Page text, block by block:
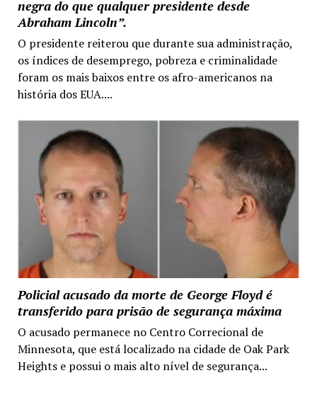
negra do que qualquer presidente desde
Abraham Lincoln”.
O presidente reiterou que durante sua administração,
os índices de desemprego, pobreza e criminalidade
foram os mais baixos entre os afro-americanos na
história dos EUA....
Policial acusado da morte de George Floyd é
transferido para prisão de segurança máxima
O acusado permanece no Centro Correcional de
Minnesota, que está localizado na cidade de Oak Park
Heights e possui o mais alto nível de segurança...